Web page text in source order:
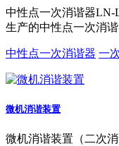
中性点一次消谐器LN-
生产的中性点一次消
中性点一次消谐器 一
微机消谐装置
微机消谐装置（二次